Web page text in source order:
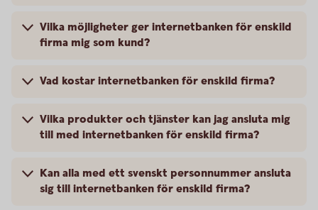
Vilka möjligheter ger internetbanken för enskild
firma mig som kund?
Vad kostar internetbanken för enskild firma?
Vilka produkter och tjänster kan jag ansluta mig
till med internetbanken för enskild firma?
Kan alla med ett svenskt personnummer ansluta
sig till internetbanken för enskild firma?